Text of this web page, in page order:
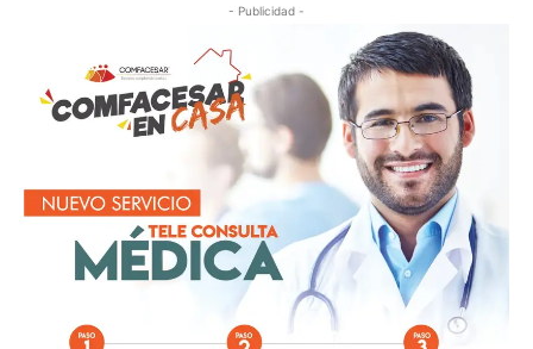
- Publicidad -